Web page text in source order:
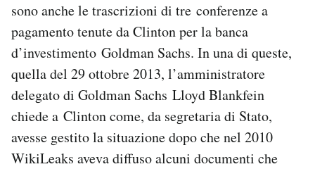
sono anche le trascrizioni di tre conferenze a
pagamento tenute da Clinton per la banca
d’investimento Goldman Sachs. In una di queste,
quella del 29 ottobre 2013, l’amministratore
delegato di Goldman Sachs Lloyd Blankfein
chiede a Clinton come, da segretaria di Stato,
avesse gestito la situazione dopo che nel 2010
WikiLeaks aveva diffuso alcuni documenti che